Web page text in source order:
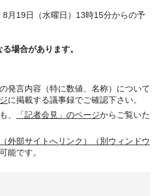
月19日（水曜日）13時15分からの予
場合があります。
発言内容（特に数値、名称）について
に掲載する議事録でご確認下さい。
、
「記者会見」のページからご覧いた
外部サイトへリンク）（別ウィンドウ
能です。